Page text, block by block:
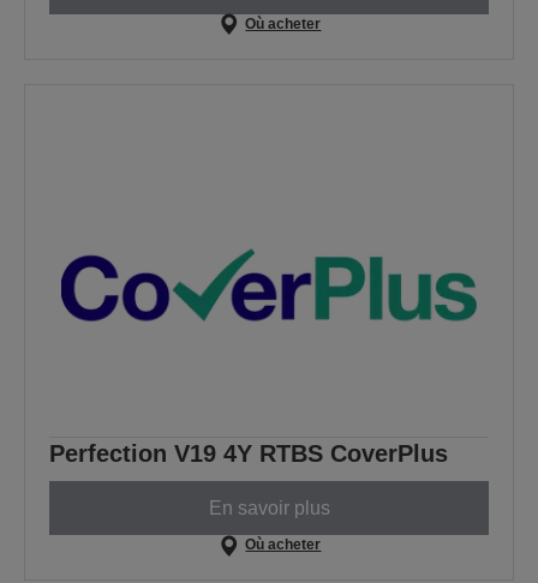
Où acheter
Perfection V19 4Y RTBS CoverPlus
En savoir plus
Où acheter